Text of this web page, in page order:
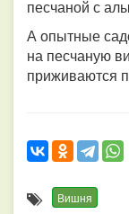
песчаной с
А опытные
на песчаную
приживаются
Вишня